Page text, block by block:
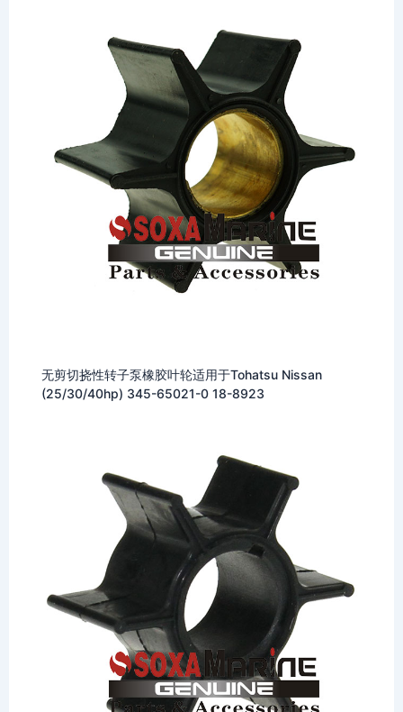
无剪切挠性转子泵橡胶叶轮适用于Tohatsu Nissan
(25/30/40hp) 345-65021-0 18-8923